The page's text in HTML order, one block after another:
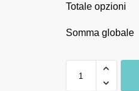
Totale opzioni
Somma globale